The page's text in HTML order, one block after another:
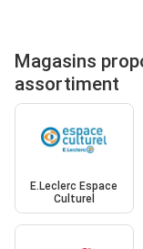
Magasins
assortiment
E.Leclerc Espace
Culturel